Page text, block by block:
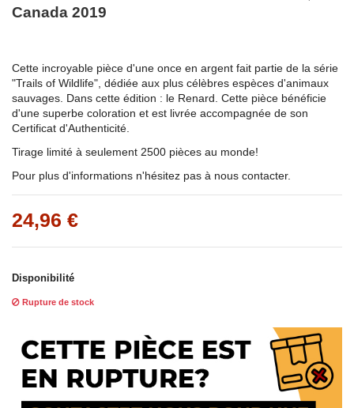
Canada 2019
Cette incroyable pièce d'une once en argent fait partie de la série
"Trails of Wildlife", dédiée aux plus célèbres espèces d'animaux
sauvages. Dans cette édition : le Renard. Cette pièce bénéficie
d'une superbe coloration et est livrée accompagnée de son
Certificat d'Authenticité.
Tirage limité à seulement 2500 pièces au monde!
Pour plus d'informations n'hésitez pas à nous contacter.
24,96 €
Disponibilité
Rupture de stock